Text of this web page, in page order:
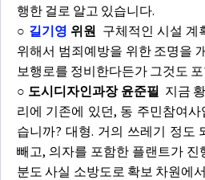
행한 걸로 알고 있습니다.
○ 길기영 위원 구체적인 시설 계
위해서 범죄예방을 위한 조명을
보행로를 정비한다든가 그것도
○ 도시디자인과장 윤준필 지금
리에 기존에 있던, 동 주민참여
습니까? 대형. 거의 쓰레기 정도
빼고, 의자를 포함한 플랜트가 진
분도 사실 소방도로 확보 차원에